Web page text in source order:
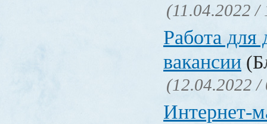
(11.04.2022 /
Работа для
вакансии
(12.04.2022 /
Интернет-